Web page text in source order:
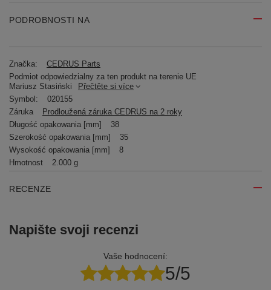
PODROBNOSTI NA
Značka:
CEDRUS Parts
Podmiot odpowiedzialny za ten produkt na terenie UE
Mariusz Stasiński
Přečtěte si více
Symbol:
020155
Záruka
Prodloužená záruka CEDRUS na 2 roky
Długość opakowania [mm]
38
Szerokość opakowania [mm]
35
Wysokość opakowania [mm]
8
Hmotnost
2.000 g
RECENZE
Napište svoji recenzi
Vaše hodnocení:
5/5